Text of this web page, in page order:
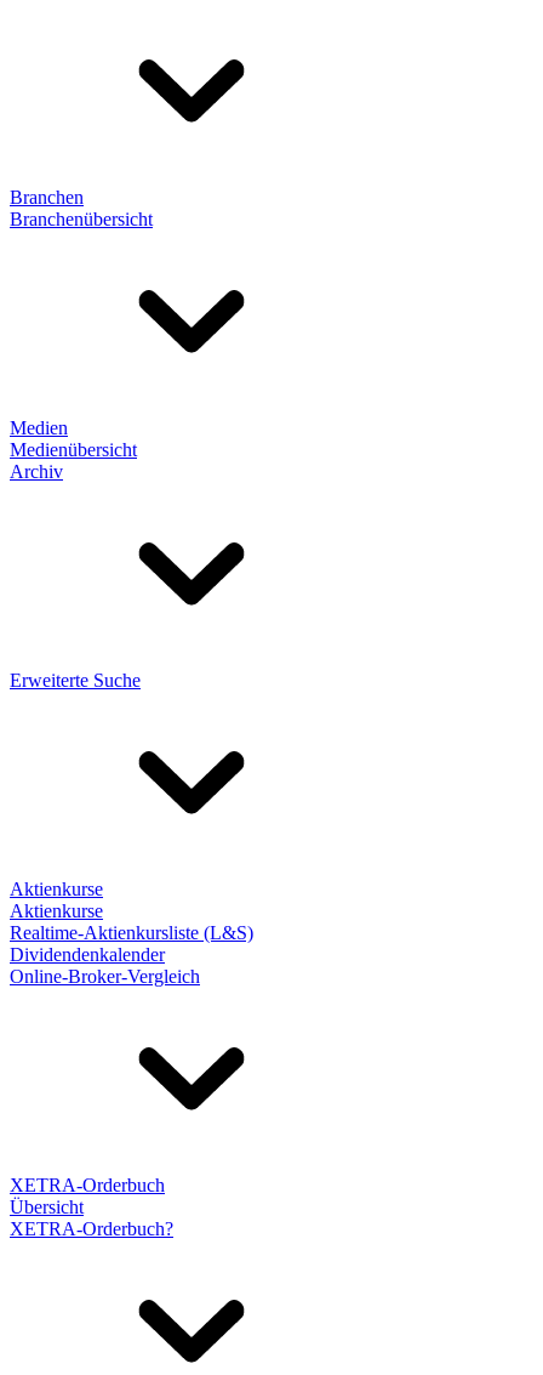
Branchen
Branchenübersicht
Medien
Medienübersicht
Archiv
Erweiterte Suche
Aktienkurse
Aktienkurse
Realtime-Aktienkursliste (L&S)
Dividendenkalender
Online-Broker-Vergleich
XETRA-Orderbuch
Übersicht
XETRA-Orderbuch?